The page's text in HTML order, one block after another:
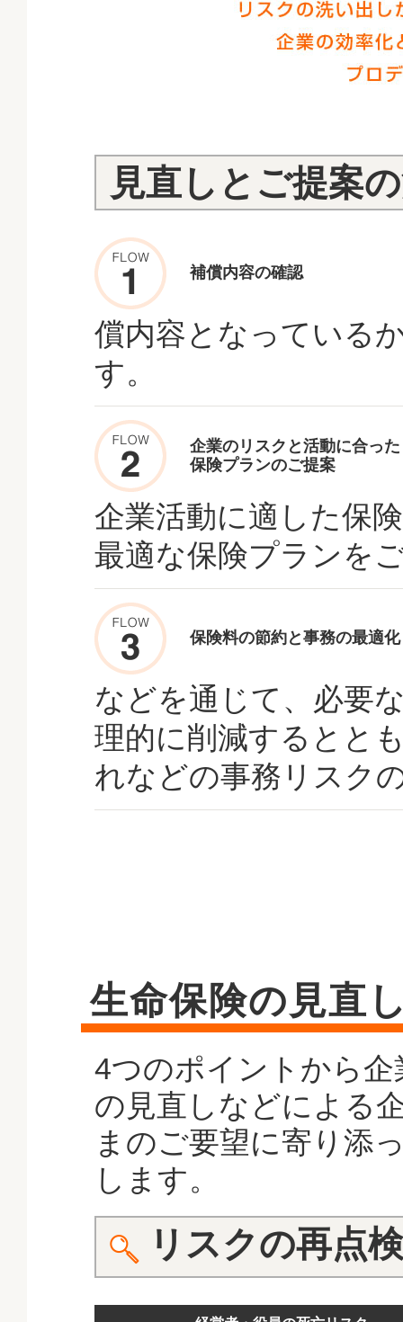
見直しとご提案
補償内容の確認
償内容となっている
す。
企業のリスクと活動に合った
保険プランのご提案
企業活動に適した保
最適な保険プランを
保険料の節約と事務の最適化
などを通じて、必要
理的に削減するとと
れなどの事務リスク
生命保険の見直
4つのポイントから
の見直しなどによる
まのご要望に寄り添
します。
リスクの再点